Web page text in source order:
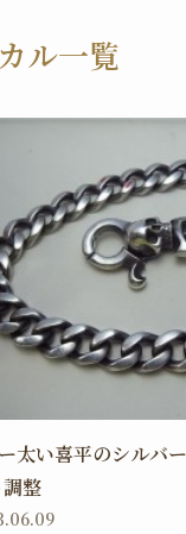
ル一覧
太い喜平のシルバ
整